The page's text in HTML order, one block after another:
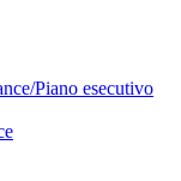
Piano esecutivo